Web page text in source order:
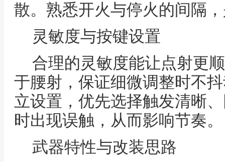
散。熟悉开火与停火的间隔
灵敏度与按键设置
合理的灵敏度能让点射更
于腰射，保证细微调整时不
立设置，优先选择触发清晰
时出现误触，从而影响节奏。
武器特性与改装思路